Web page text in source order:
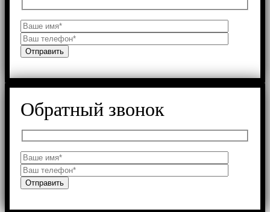
Обратный звонок